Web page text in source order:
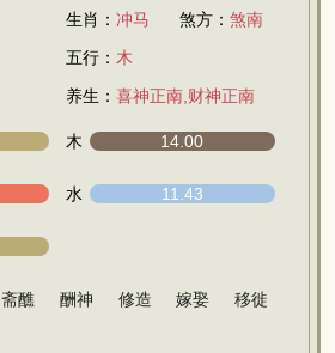
生肖： 冲马 煞方： 煞南
五行： 木
养生： 喜神正南,财神正南
木 14.00
水 11.43
斋醮 酬神 修造 嫁娶
移徙